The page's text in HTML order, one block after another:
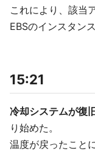
これにより、該当
EBSのインスタン
15:21
冷却システムが復
り始めた。
温度が戻ったこと